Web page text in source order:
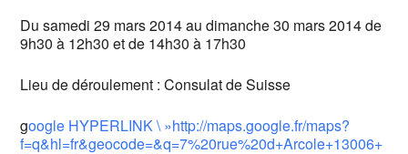
Du samedi 29 mars 2014 au dimanche 30 mars 2014 de
9h30 à 12h30 et de 14h30 à 17h30
Lieu de déroulement : Consulat de Suisse
google HYPERLINK \ »http://maps.google.fr/maps?
f=q&hl=fr&geocode=&q=7%20rue%20d+Arcole+13006+